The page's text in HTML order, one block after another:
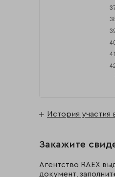
История участия
Закажите
Агентство RAEX
документ,